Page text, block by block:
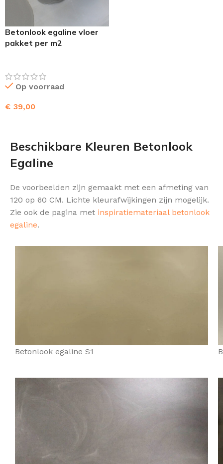
Betonlook egaline vloer
pakket per m2
Op voorraad
€ 39,00
Beschikbare Kleuren Betonlook
Egaline
De voorbeelden zijn gemaakt met een afmeting van
120 op 60 CM. Lichte kleurafwijkingen zijn mogelijk.
Zie ook de pagina met inspiratiemateriaal betonlook
egaline.
Betonlook egaline S1